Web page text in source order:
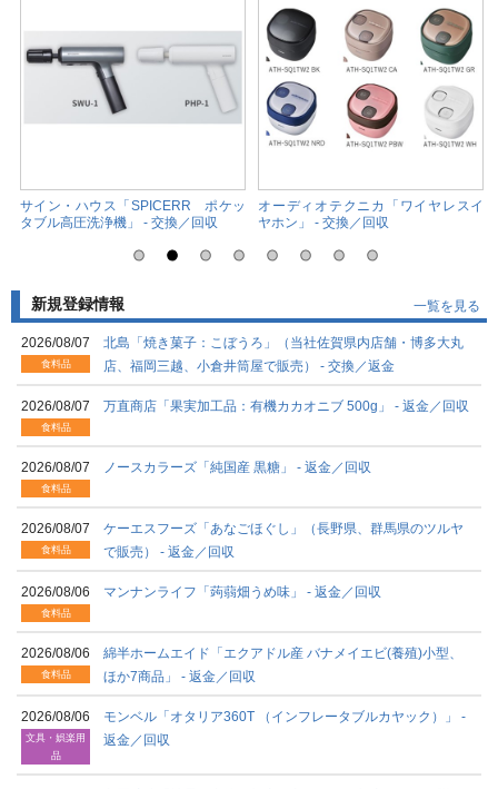
サイン・ハウス「SPICERR ポケッ
タブル高圧洗浄機」 - 交換／回収
オーディオテクニカ「ワイヤレスイ
ヤホン」 - 交換／回収
新規登録情報 一覧を見る
2026/08/07
食料品
北島「焼き菓子：こぼうろ」（当社佐賀県内店舗・博多大丸
店、福岡三越、小倉井筒屋で販売） - 交換／返金
2026/08/07
食料品
万直商店「果実加工品：有機カカオニブ 500g」 - 返金／回収
2026/08/07
食料品
ノースカラーズ「純国産 黒糖」 - 返金／回収
2026/08/07
食料品
ケーエスフーズ「あなごほぐし」（長野県、群馬県のツルヤ
で販売） - 返金／回収
2026/08/06
食料品
マンナンライフ「蒟蒻畑うめ味」 - 返金／回収
2026/08/06
食料品
綿半ホームエイド「エクアドル産 バナメイエビ(養殖)小型、
ほか7商品」 - 返金／回収
2026/08/06
文具・娯楽用
品
モンベル「オタリア360T （インフレータブルカヤック）」 -
返金／回収